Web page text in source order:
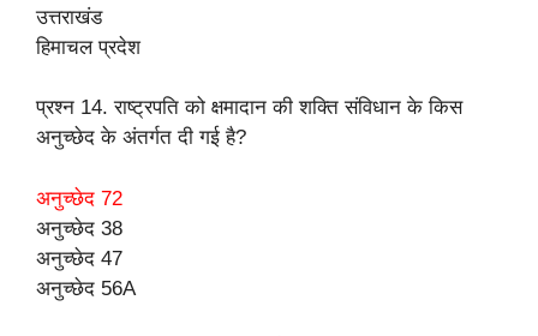
उत्तराखंड
हिमाचल प्रदेश
प्रश्न 14. राष्ट्रपति को क्षमादान की शक्ति संविधान के किस
अनुच्छेद के अंतर्गत दी गई है?
अनुच्छेद 72
अनुच्छेद 38
अनुच्छेद 47
अनुच्छेद 56A